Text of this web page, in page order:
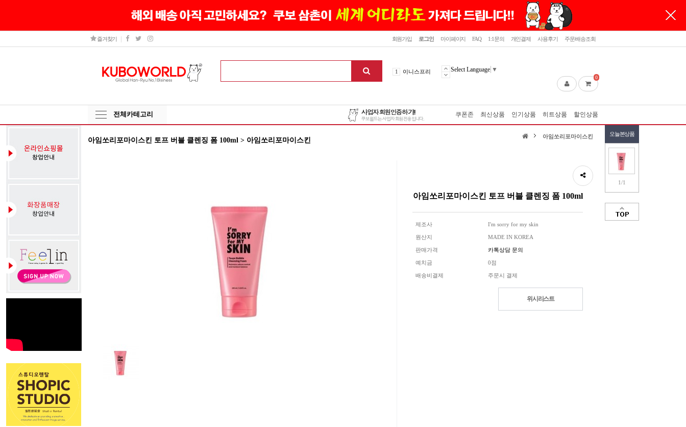
닫기
회원가입 로그인 마이페이지 FAQ 1:1문의 개인결제 사용후기 주문/배송조회
즐겨찾기
4 메디힐
5 라네즈
이니스프리
Select Language ▼
0
전체카테고리 쿠폰존 최신상품 인기상품 히트상품 할인상품
아임쏘리포마이스킨 토프 버블 클렌징 폼 100ml > 아임쏘리포마이스킨
오늘본상품
1/1
아임쏘리포마이스킨
아임쏘리포마이스킨 토프 버블 클렌징 폼 100ml
제조사 I'm sorry for my skin
원산지 MADE IN KOREA
판매가격 카톡상담 문의
예치금 0점
배송비결제 주문시 결제
위시리스트